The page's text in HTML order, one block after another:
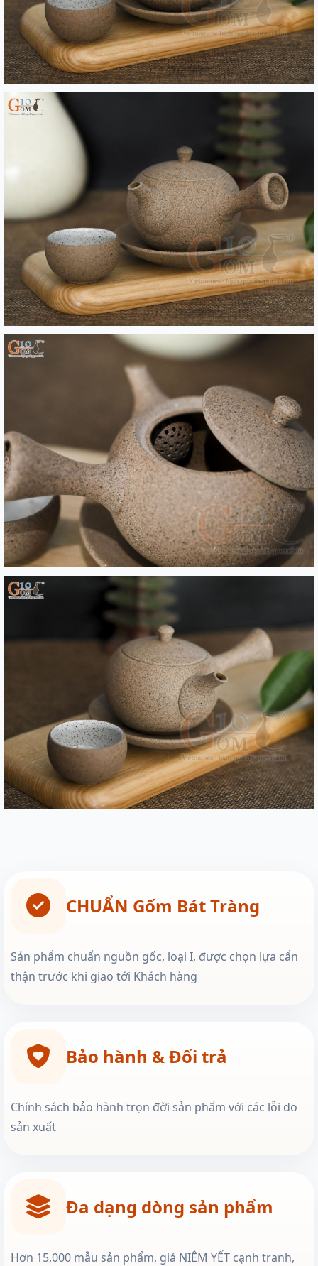
CHUẨN Gốm Bát Tràng
Sản phẩm chuẩn nguồn gốc, loại I, được chọn lựa cẩn
thận trước khi giao tới Khách hàng
Bảo hành & Đổi trả
Chính sách bảo hành trọn đời sản phẩm với các lỗi do
sản xuất
Đa dạng dòng sản phẩm
Hơn 15,000 mẫu sản phẩm, giá NIÊM YẾT cạnh tranh,